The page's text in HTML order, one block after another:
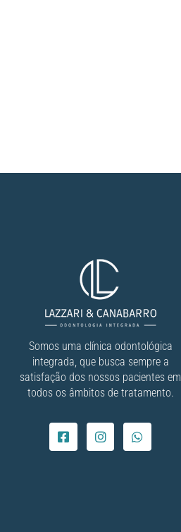
Somos uma clínica odontológica
integrada, que busca sempre a
satisfação dos nossos pacientes em
todos os âmbitos de tratamento.